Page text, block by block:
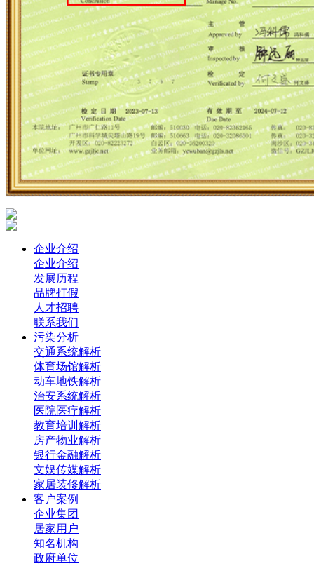
企业介绍
企业介绍
发展历程
品牌打假
人才招聘
联系我们
污染分析
交通系统解析
体育场馆解析
动车地铁解析
治安系统解析
医院医疗解析
教育培训解析
房产物业解析
银行金融解析
文娱传媒解析
家居装修解析
客户案例
企业集团
居家用户
知名机构
政府单位